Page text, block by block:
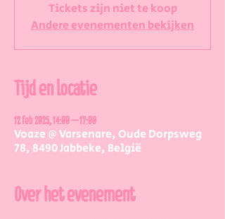
Tickets zijn niet te koop
Andere evenementen bekijken
Tijd en locatie
12 feb 2025, 14:00 – 17:00
Voaze @ Varsenare, Oude Dorpsweg
78, 8490 Jabbeke, België
Over het evenement